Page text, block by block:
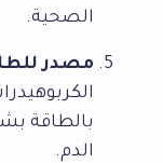
الصحية.
مصدر
بالطاقة
الدم.